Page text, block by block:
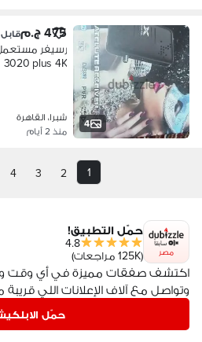
4
475 ج.م
3020 plus 4K
شبرا، القاهرة
منذ 2 أيام
1
2
3
4
مصر
حمّل التطبيق!
4.8
(125K مراجعات)
اكتشف صفقات مميزة في أي وقت
وتواصل مع آلاف الإعلانات اللي
حمّل